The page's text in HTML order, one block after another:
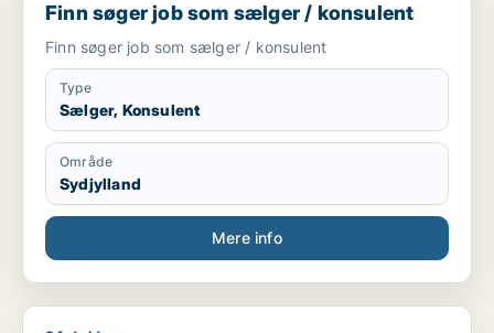
Finn søger job som sælger / konsulent
Finn søger job som sælger / konsulent
Type
Sælger, Konsulent
Område
Sydjylland
Mere info